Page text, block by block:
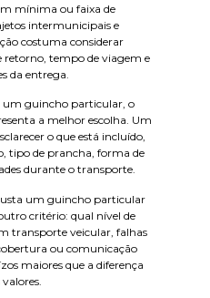
mínima ou faixa de
intermunicipais e
costuma considerar
retorno, tempo de viagem e
da entrega.
guincho particular, o
a melhor escolha. Um
o que está incluído,
tipo de prancha, forma de
durante o transporte.
um guincho particular
critério: qual nível de
transporte veicular, falhas
ou comunicação
maiores que a diferença